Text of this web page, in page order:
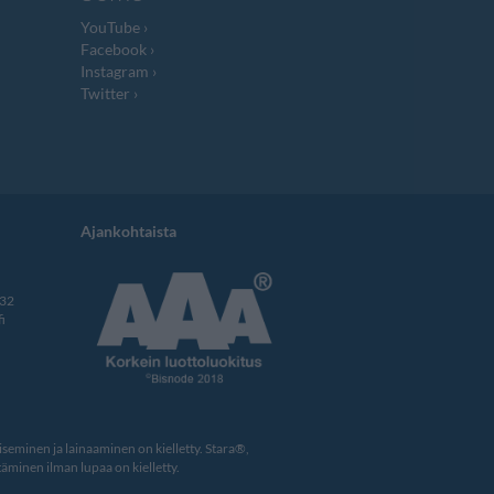
YouTube
Facebook
Instagram
Twitter
Ajankohtaista
ja lainaaminen on kielletty. Stara®,
ilman lupaa on kielletty.